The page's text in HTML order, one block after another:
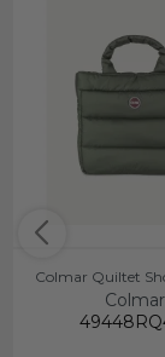
Colmar Quiltet
Colmar